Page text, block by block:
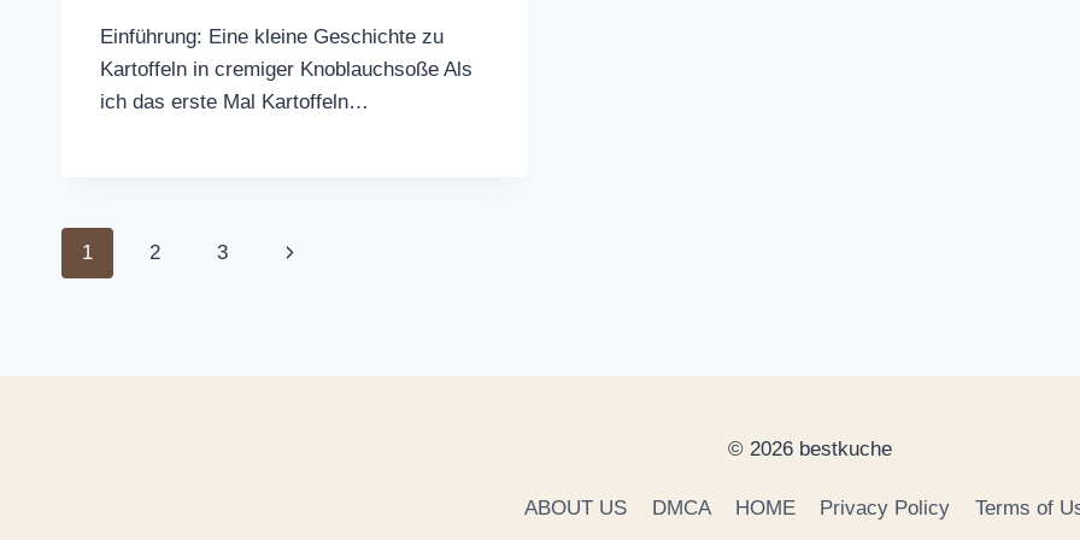
Einführung: Eine kleine Geschichte zu
Kartoffeln in cremiger Knoblauchsoße Als
ich das erste Mal Kartoffeln…
Page
1 2 3
Next
© 2026 bestkuche
ABOUT US DMCA HOME Privacy Policy Terms of